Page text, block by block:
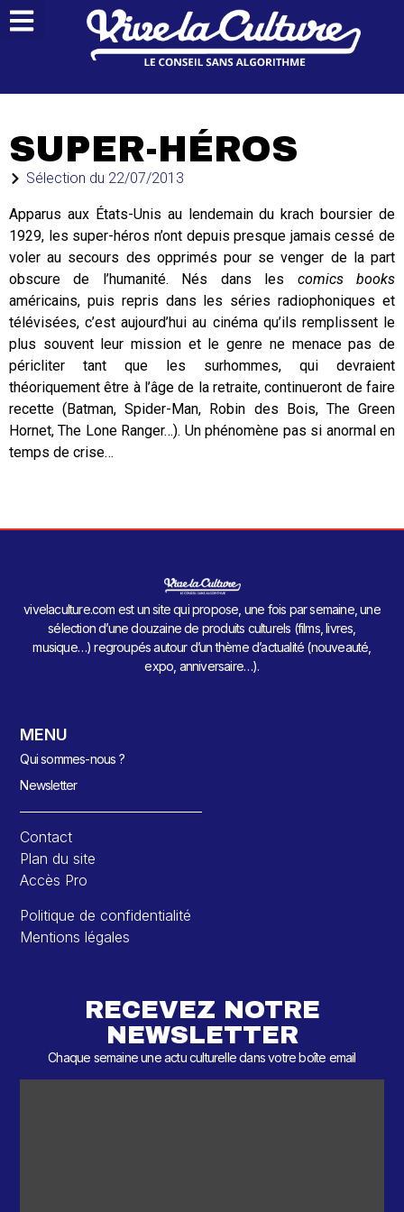
SUPER-HÉROS
Sélection du 22/07/2013
Apparus aux États-Unis au lendemain du krach boursier de
1929, les super-héros n’ont depuis presque jamais cessé de
voler au secours des opprimés pour se venger de la part
obscure de l’humanité. Nés dans les comics books
américains, puis repris dans les séries radiophoniques et
télévisées, c’est aujourd’hui au cinéma qu’ils remplissent le
plus souvent leur mission et le genre ne menace pas de
péricliter tant que les surhommes, qui devraient
théoriquement être à l’âge de la retraite, continueront de faire
recette (Batman, Spider-Man, Robin des Bois, The Green
Hornet, The Lone Ranger…). Un phénomène pas si anormal en
temps de crise…
vivelaculture.com est un site qui propose, une fois par semaine, une
sélection d’une douzaine de produits culturels (films, livres,
musique…) regroupés autour d’un thème d’actualité (nouveauté,
expo, anniversaire…).
MENU
Qui sommes-nous ?
Newsletter
Contact
Plan du site
Accès Pro
Politique de confidentialité
Mentions légales
RECEVEZ NOTRE
NEWSLETTER
Chaque semaine une actu culturelle dans votre boîte email